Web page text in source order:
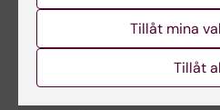
Pernilla
Anknuten till
Tillåt mina
Tillåt